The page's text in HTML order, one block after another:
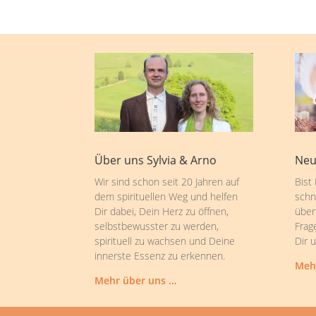
Über uns Sylvia & Arno
Wir sind schon seit 20 Jahren auf
dem spirituellen Weg und helfen
Dir dabei, Dein Herz zu öffnen,
selbstbewusster zu werden,
spirituell zu wachsen und Deine
innerste Essenz zu erkennen.
Mehr über uns …
Bist
Dir